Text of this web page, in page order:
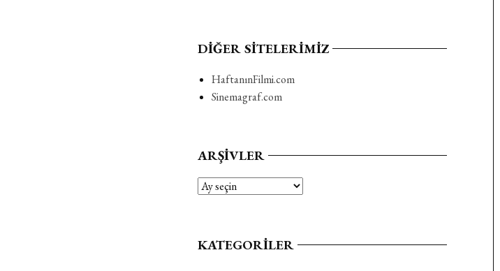
DIĞER SITELERIMIZ
HaftanınFilmi.com
Sinemagraf.com
ARŞIVLER
Arşivler
KATEGORILER